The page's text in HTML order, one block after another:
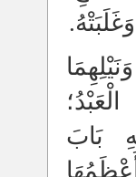
بَابَ